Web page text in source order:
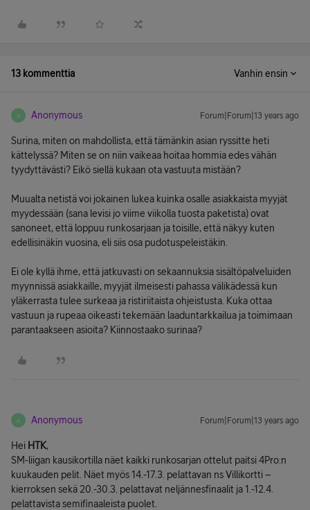
13 kommenttia Vanhin ensin
A Anonymous Forum|Forum|13 years ago
Surina, miten on mahdollista, että tämänkin asian ryssitte heti
kättelyssä? Miten se on niin vaikeaa hoitaa hommia edes vähän
tyydyttävästi? Eikö siellä kukaan ota vastuuta mistään?
Muualta netistä voi jokainen lukea kuinka osalle asiakkaista myyjät
myydessään (sana levisi jo viime viikolla tuosta paketista) ovat
sanoneet, että loppuu runkosarjaan ja toisille, että näkyy kuten
edellisinäkin vuosina, eli siis osa pudotuspeleistäkin.
Ei ole kyllä ihme, että jatkuvasti on sekaannuksia sisältöpalveluiden
myynnissä asiakkaille, myyjät ilmeisesti pahassa välikädessä kun
yläkerrasta tulee surkeaa ja ristiriitaista ohjeistusta. Kuka ottaa
vastuun ja rupeaa oikeasti tekemään laaduntarkkailua ja toimimaan
parantaakseen asioita? Kiinnostaako surinaa?
A Anonymous Forum|Forum|13 years ago
Hei HTK,
SM-liigan kausikortilla näet kaikki runkosarjan ottelut paitsi 4Pro:n
kuukauden pelit. Näet myös 14.-17.3. pelattavan ns Villikortti –
kierroksen sekä 20.-30.3. pelattavat neljännesfinaalit ja 1.-12.4.
pelattavista semifinaaleista puolet.